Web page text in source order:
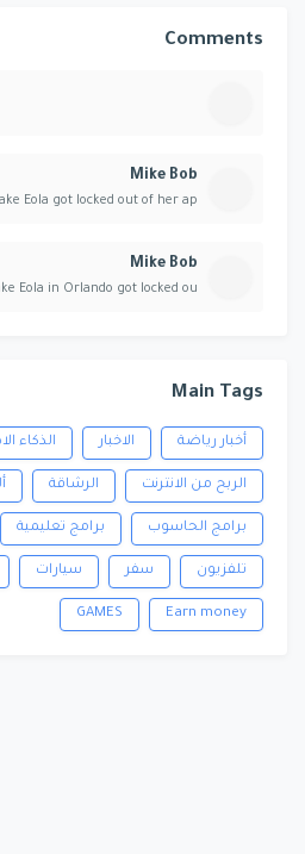
Comments
Mike Bob
Eola got locked out of her ap...
Mike Bob
Eola in Orlando got locked ou...
Main Tags
أخبار رياضة الاخبار الذكاء
الربح من الانترنت الرشاقة
برامج الحاسوب برامج تعليمية
تلفزيون سفر سيارات
Earn money
GAMES